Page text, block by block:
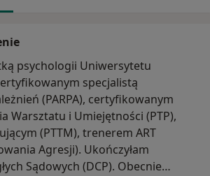
psychologii Uniwersytetu
specjalistą
(PARPA), certyfikowanym
Warsztatu i Umiejętności (PTP),
(PTTM), trenerem ART
Agresji). Ukończyłam
Sądowych (DCP). Obecnie